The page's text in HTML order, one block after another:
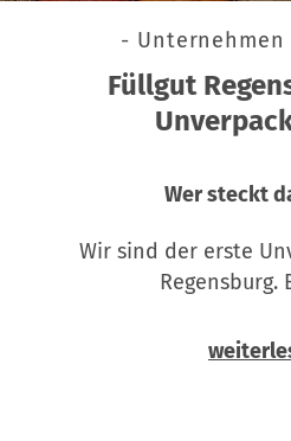
- Unternehmen
Füllgut
Wer steckt
Wir sind der erste
Regensburg.